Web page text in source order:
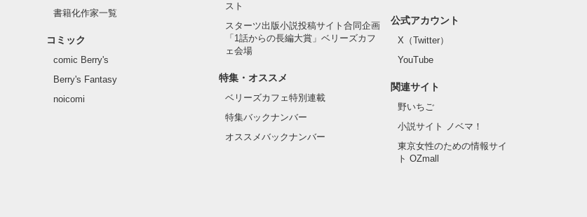
書籍化作家一覧
コミック
comic Berry's
Berry's Fantasy
noicomi
スト
スターツ出版小説投稿サイト合同企画
「1話からの長編大賞」ベリーズカフ
ェ会場
特集・オススメ
ベリーズカフェ特別連載
特集バックナンバー
オススメバックナンバー
公式アカウント
X（Twitter）
YouTube
関連サイト
野いちご
小説サイト ノベマ！
東京女性のための情報サイ
ト OZmall